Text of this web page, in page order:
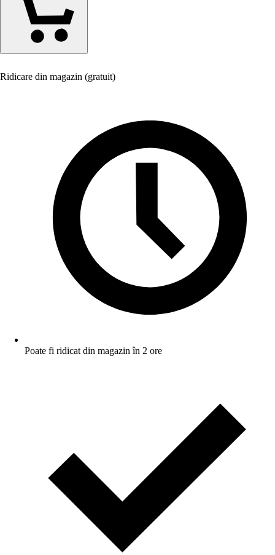
Ridicare din magazin (gratuit)
Poate fi ridicat din magazin în 2 ore